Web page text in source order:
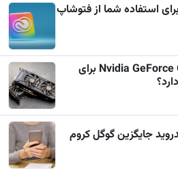
استفاده شما از فتوشاپ
چرا کارت گرافیک Nvidia GeForce GTX 1060 برای